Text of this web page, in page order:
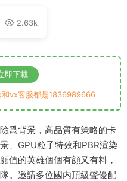
2.63k
即下載
vx客服都是1836989666
爲背景，高品質有策略的卡
、GPU粒子特效和PBR渲染
值的英雄個個有顔又有料，
。邀請多位國内頂級聲優配